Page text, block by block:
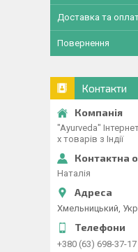
Доставка та
Повернення
Контакти
"Ayurveda"
х товарів з Індії
Наталія
Хмельницький,
+380 (63) 698-37-17